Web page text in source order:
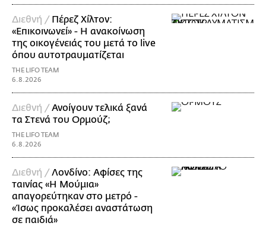
Διεθνή / Πέρεζ Χίλτον:
«Επικοινωνεί» - Η ανακοίνωση
της οικογένειάς του μετά το live
όπου αυτοτραυματίζεται
THE LIFO TEAM
6.8.2026
Διεθνή /Ανοίγουν τελικά ξανά
τα Στενά του Ορμούζ;
THE LIFO TEAM
6.8.2026
Διεθνή /Λονδίνο: Αφίσες της
ταινίας «Η Μούμια»
απαγορεύτηκαν στο μετρό -
«Ίσως προκαλέσει αναστάτωση
σε παιδιά»